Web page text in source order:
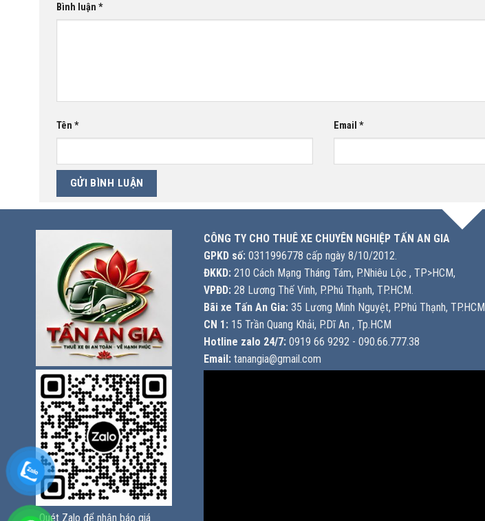
Bình luận *
Tên * Email*
Quét Zalo để nhận báo giá
CÔNG TY CHO THUÊ XE CHUYÊN NGHIỆP TẤN AN GIA
GPKD số: 0311996778 cấp ngày 8/10/2012.
ĐKKD: 210 Cách Mạng Tháng Tám, P.Nhiêu Lộc , TP>HCM,
VPĐD: 28 Lương Thế Vinh, P.Phú Thạnh, TP.HCM.
Bãi xe Tấn An Gia: 35 Lương Minh Nguyệt, P.Phú Thạnh, TP.HCM.
CN 1: 15 Trần Quang Khải, P.Dĩ An , Tp.HCM
Hotline zalo 24/7: 0919 66 9292 - 090.66.777.38
Email: tanangia@gmail.com